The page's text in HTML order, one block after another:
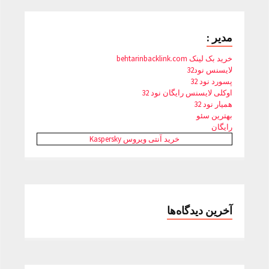
مدیر :
خرید بک لینک behtarinbacklink.com
لایسنس نود32
پسورد نود 32
اوکلی لایسنس رایگان نود 32
همیار نود 32
بهترین سئو
رایگان
خرید آنتی ویروس Kaspersky
آخرین دیدگاه‌ها